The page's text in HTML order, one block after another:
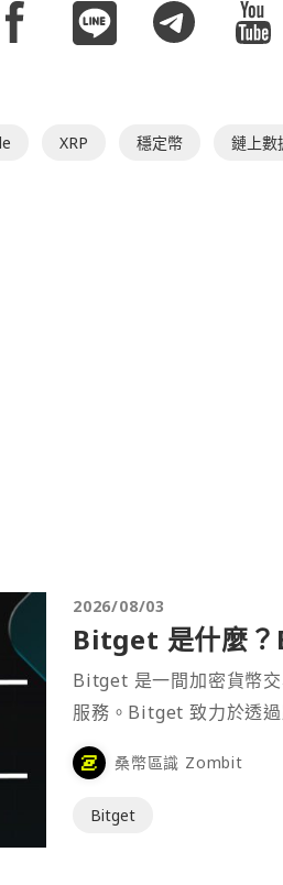
XRP 穩定幣 鏈上數
2026/08/03
Bitget 是什麼？
Bitget 是一間加密貨幣
服務。Bitget 致力於透
桑幣區識 Zombit
Bitget